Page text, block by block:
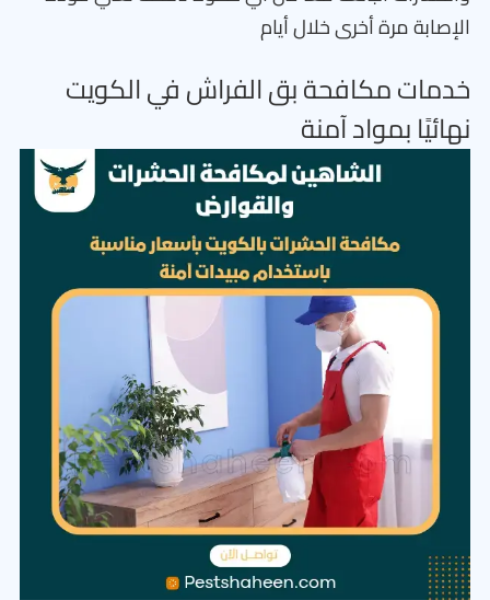
الإصابة مرة أخرى خلال أيام
خدمات مكافحة بق الفراش في الكويت
نهائيًا بمواد آمنة